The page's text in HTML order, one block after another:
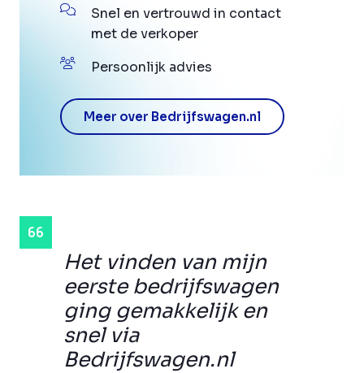
Het vinden van mijn
eerste bedrijfswagen
ging gemakkelijk en
snel via
Bedrijfswagen.nl
Snel en vertrouwd in contact
met de verkoper
Persoonlijk advies
Meer over Bedrijfswagen.nl